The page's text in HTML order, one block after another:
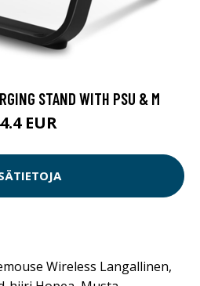
STAND WITH PSU & M
EUR